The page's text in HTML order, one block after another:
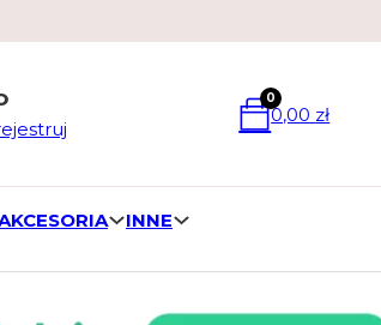
0
0,00 zł
INNE